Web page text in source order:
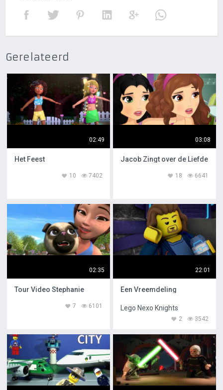
Gerelateerd
02:49
Het Feest
7402
10
03:08
Jacob Zingt over de Liefde
6641
18
02:35
Tour Video Stephanie
6101
7
22:01
Een Vreemdeling
Lego Nexo Knights
3542
2